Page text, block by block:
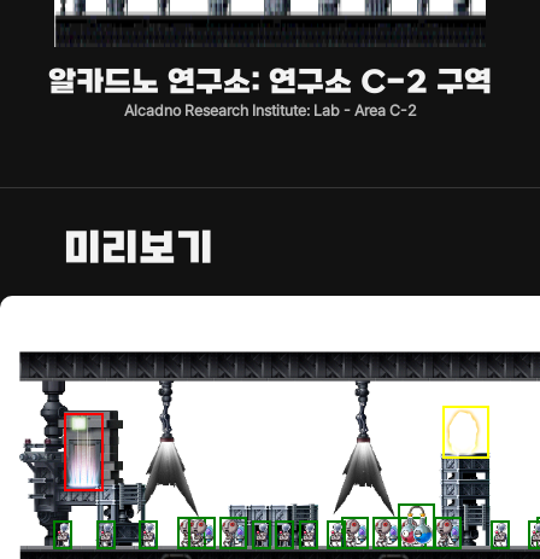
알카드노 연구소: 연구소 C-2 구역
Alcadno Research Institute: Lab - Area C-2
미리보기